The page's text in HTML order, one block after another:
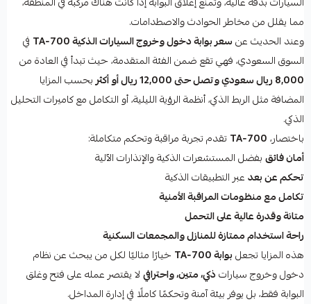
مما يقلل من مخاطر الحوادث والاصطدامات.
وعند الحديث عنسعر بوابة دخول وخروج السيارات الذكية TA‑700
في
السوق السعودي، فهي تقع ضمن الفئة المتقدمة، حيث تبدأ في العادة من
8,000 ريال سعودي وتصل حتى 12,000 ريال أو أكثر
بحسب المزايا
المضافة مثل الربط الذكي، أنظمة الرؤية الليلية، أو التكامل مع كاميرات التحليل
الذكي.
باختصار،TA‑700تقدم تجربة مراقبة وتحكم متكاملة:
أمان فائقبفضل المستشعرات الذكية والإنذارات الآلية
تحكم عن بعدعبر التطبيقات الذكية
تكامل مع منظومات المراقبة الأمنية
متانة وقدرة عالية على التحمل
راحة استخدام ممتازة للمنازل والمجمعات السكنية
هذه المزايا تجعلبوابة TA‑700
خيارًا مثاليًا لكل من يبحث عن نظام
دخول وخروج سياراتذكي، متين، واحترافيلا يقتصر عمله على فتح وغلق
البوابة فقط، بل يوفر بيئة آمنة وتحكمًا كاملًا في إدارة المداخل.